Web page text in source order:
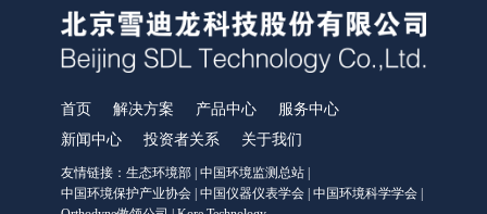
OZR8000-微量氧分析仪
THC8000-总碳氢分析仪 AZ8000-微量氮分析仪
分析小屋
普通/防爆型分析小屋
科学仪器
SurfaceSeer S-飞行时间二次离子质谱仪
飞行时间质谱仪
首页 解决方案 产品中心
服务中心
新闻中心
投资者关系 关于我们
友情链接： 生态环境部 中国环境监测总站
中国环境保护产业协会 中国仪器仪表学会 中国环境科学学会